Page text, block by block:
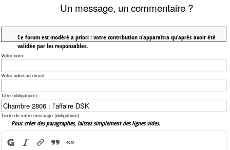
Un message, un commentaire ?
Ce forum est modéré a priori : votre contribution n’apparaîtra qu’après avoir été
validée par les responsables.
Votre nom
Votre adresse email
Titre (obligatoire)
Texte de votre message (obligatoire)
Pour créer des paragraphes, laissez simplement des lignes vides.